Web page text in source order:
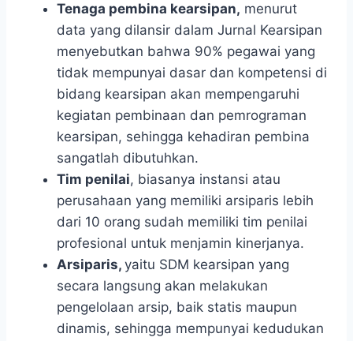
Tenaga pembina kearsipan, menurut
data yang dilansir dalam Jurnal Kearsipan
menyebutkan bahwa 90% pegawai yang
tidak mempunyai dasar dan kompetensi di
bidang kearsipan akan mempengaruhi
kegiatan pembinaan dan pemrograman
kearsipan, sehingga kehadiran pembina
sangatlah dibutuhkan.
Tim penilai, biasanya instansi atau
perusahaan yang memiliki arsiparis lebih
dari 10 orang sudah memiliki tim penilai
profesional untuk menjamin kinerjanya.
Arsiparis, yaitu SDM kearsipan yang
secara langsung akan melakukan
pengelolaan arsip, baik statis maupun
dinamis, sehingga mempunyai kedudukan